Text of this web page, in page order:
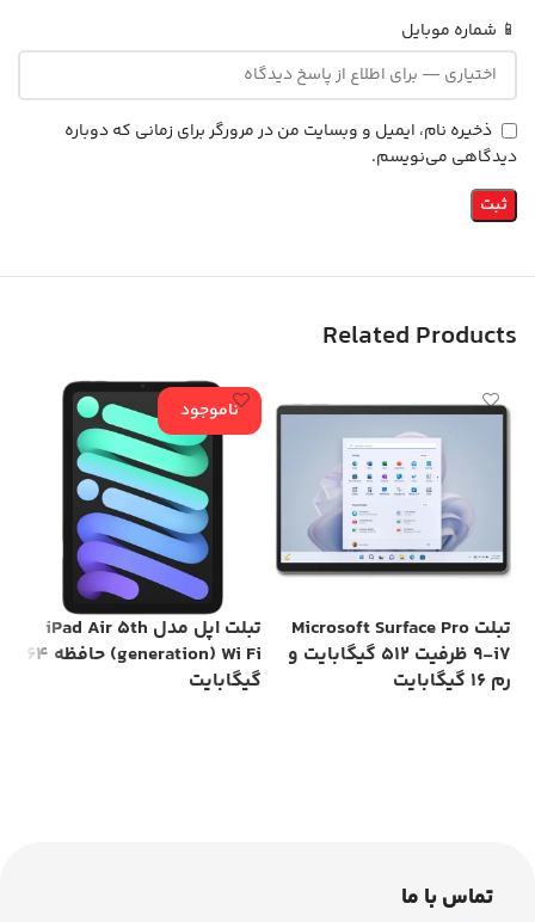
📱 شماره موبایل
ذخیره نام، ایمیل و وبسایت من در مرورگر برای زمانی که دوباره
دیدگاهی می‌نویسم.
Related Products
تبلت Microsoft Surface Pro
9-i7 ظرفیت 512 گیگابایت و
رم 16 گیگابایت
ناموجود
تبلت اپل مدل iPad Air 5th
generation) Wi Fi) حافظه 64
گیگابایت
تماس با ما